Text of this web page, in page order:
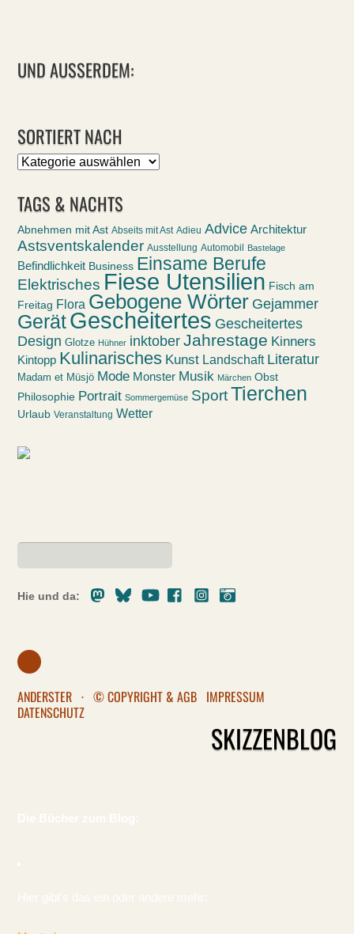
UND AUSSERDEM:
SORTIERT NACH
Sortiert
TAGS & NACHTS
Abnehmen mit Ast Abseits mit Ast Adieu Advice Architektur
Astsventskalender Ausstellung Automobil Bastelage
Befindlichkeit Business Einsame Berufe
Elektrisches Fiese Utensilien Fisch am
Freitag Flora Gebogene Wörter Gejammer
GerätGescheitertes Gescheitertes
Design Glotze Hühner inktober Jahrestage Kinners
Kintopp Kulinarisches Kunst Landschaft Literatur
Madam et Müsjö Mode Monster Musik Märchen Obst
Philosophie Portrait Sommergemüse Sport Tierchen
Urlaub Veranstaltung Wetter
Hie und da:
MastodonBlueskyYoutubeFacebookInstagram
ANDERSTER · © COPYRIGHT & AGB IMPRESSUM
DATENSCHUTZ
SKIZZENBLOG